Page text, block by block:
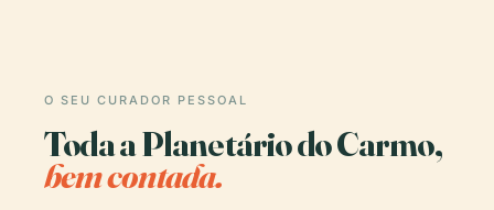
O SEU CURADOR PESSOAL
Toda a Planetário do Carmo,
bem contada.